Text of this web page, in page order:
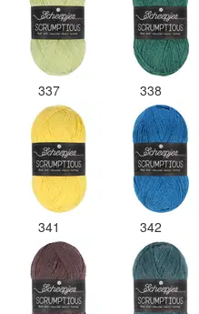
337 338
341 342